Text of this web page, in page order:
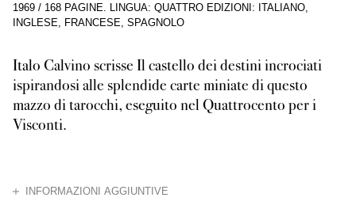
1969 / 168 PAGINE. LINGUA: QUATTRO EDIZIONI: ITALIANO,
INGLESE, FRANCESE, SPAGNOLO
Italo Calvino scrisse Il castello dei destini incrociati
ispirandosi alle splendide carte miniate di questo
mazzo di tarocchi, eseguito nel Quattrocento per i
Visconti.
INFORMAZIONI AGGIUNTIVE